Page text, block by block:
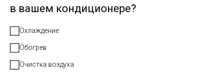
в вашем кондиционере?
Охлаждение
Обогрев
Очистка воздуха